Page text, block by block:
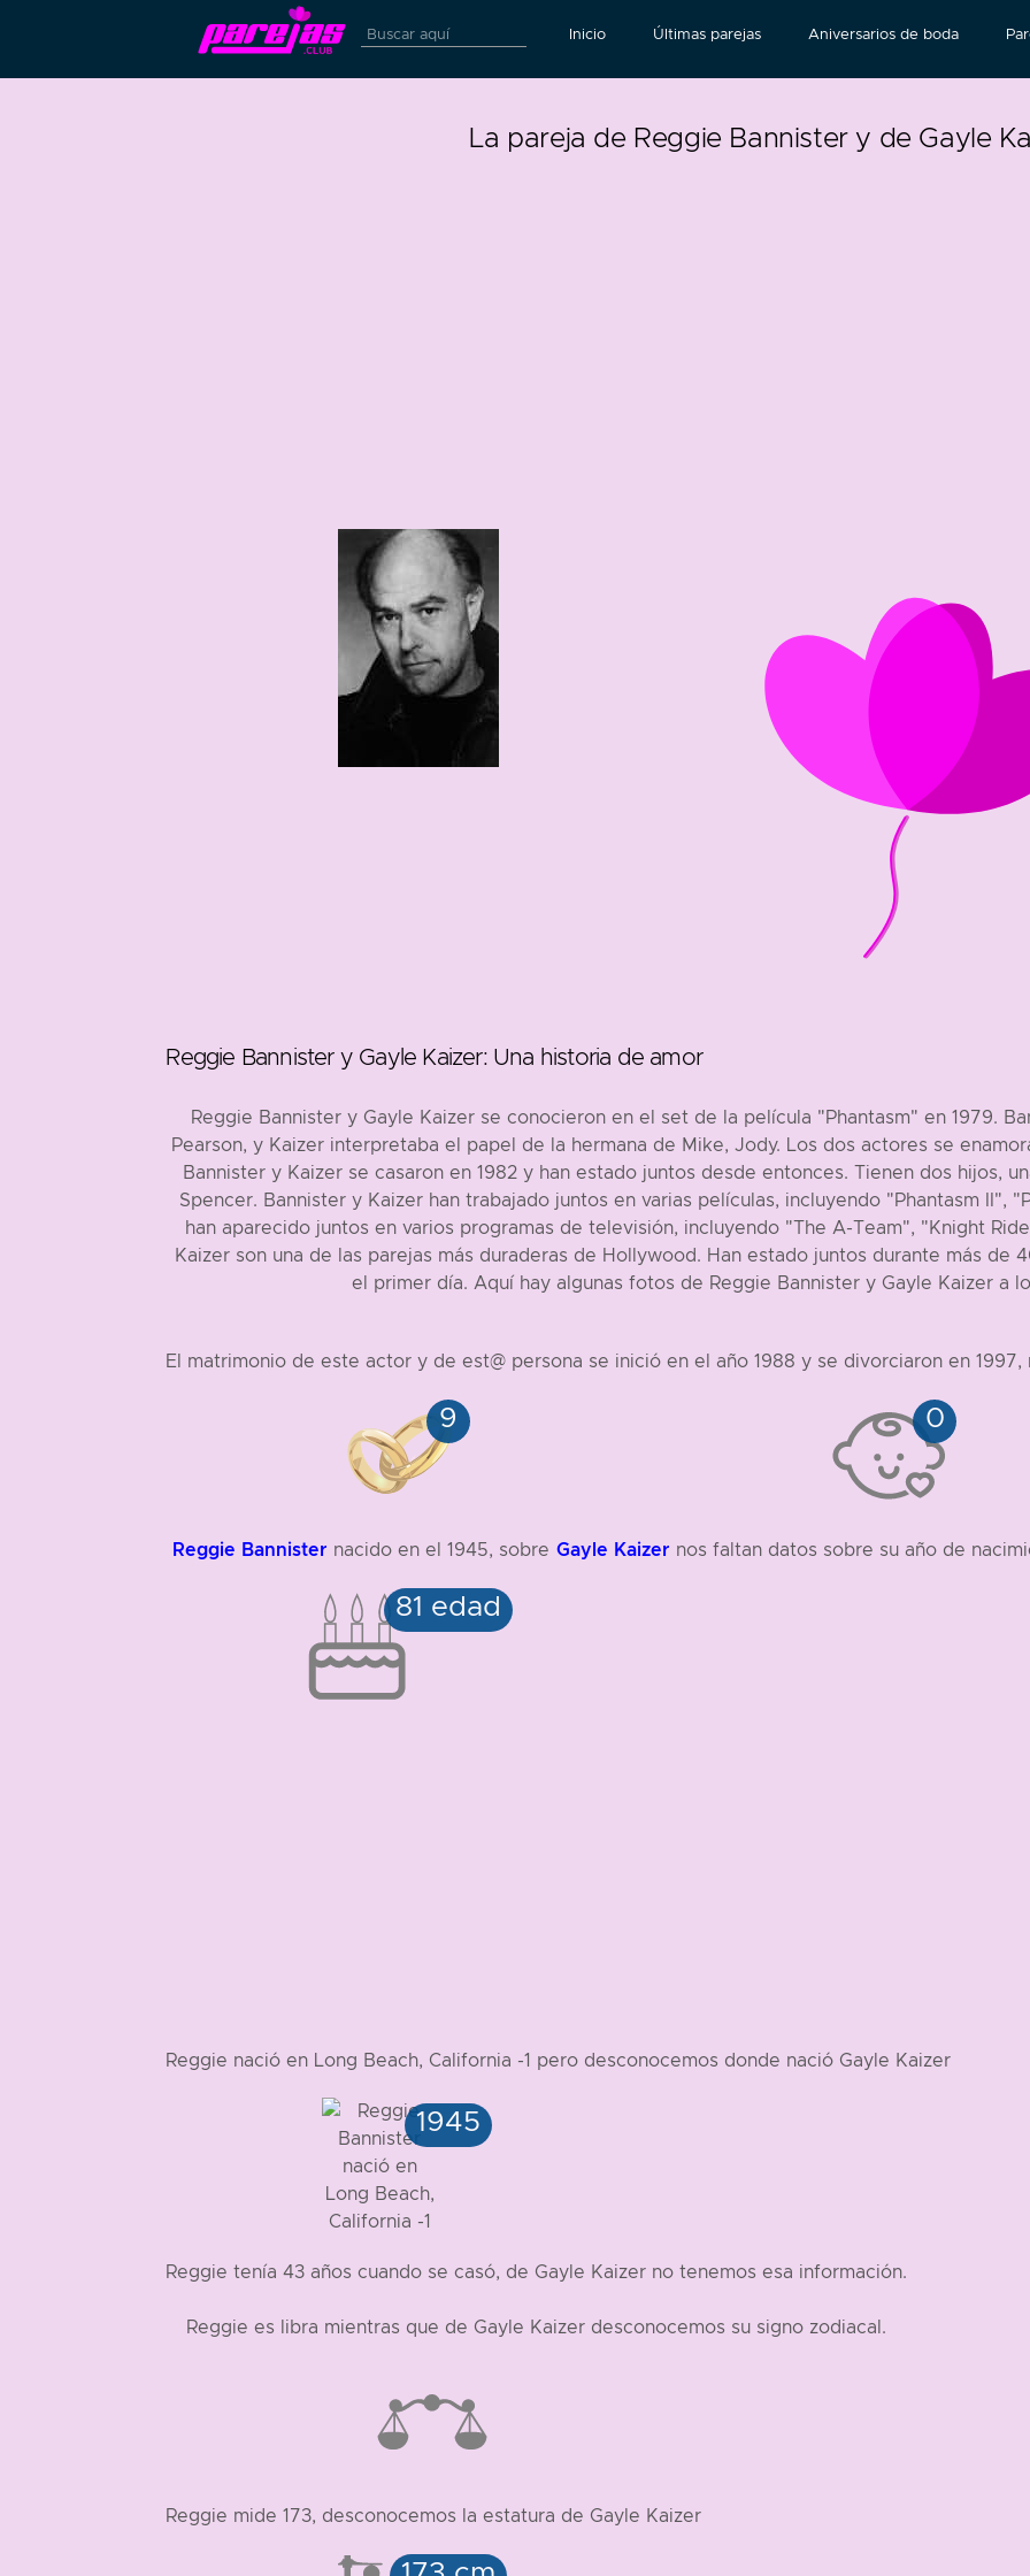
Inicio Últimas parejas Aniversarios de boda
La pareja de Reggie Bannister y de Gayle
Reggie Bannister y Gayle Kaizer: Una historia de amor
Reggie Bannister y Gayle Kaizer se conocieron en el set de la película "Phantasm" en 1979.
Pearson, y Kaizer interpretaba el papel de la hermana de Mike, Jody. Los dos actores se
Bannister y Kaizer se casaron en 1982 y han estado juntos desde entonces. Tienen dos hijos,
Spencer. Bannister y Kaizer han trabajado juntos en varias películas, incluyendo "Phantasm II",
han aparecido juntos en varios programas de televisión, incluyendo "The A-Team", "Knight
Kaizer son una de las parejas más duraderas de Hollywood. Han estado juntos durante más de
el primer día. Aquí hay algunas fotos de Reggie Bannister y Gayle Kaizer a
El matrimonio de este actor y de est@ persona se inició en el año 1988 y se divorciaron en 1997,
Reggie Bannister nacido en el 1945, sobre Gayle Kaizer nos faltan datos sobre su año de
Reggie nació en Long Beach, California -1 pero desconocemos donde nació Gayle Kaizer
Reggie tenía 43 años cuando se casó, de Gayle Kaizer no tenemos esa información.
Reggie es libra mientras que de Gayle Kaizer desconocemos su signo zodiacal.
Reggie mide 173, desconocemos la estatura de Gayle Kaizer